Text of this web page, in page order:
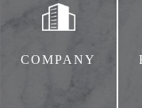
COMPANY